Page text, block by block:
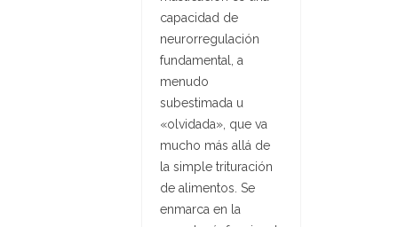
capacidad de
neurorregulación
fundamental, a
menudo
subestimada u
«olvidada», que va
mucho más allá de
la simple trituración
de alimentos. Se
enmarca en la